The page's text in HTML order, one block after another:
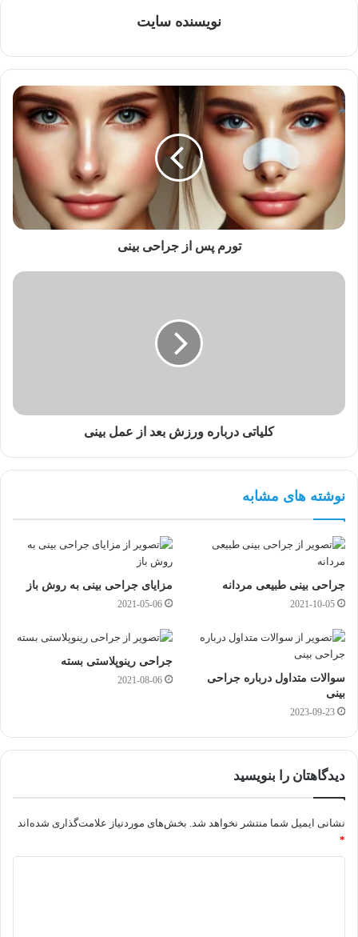
نویسنده سایت
تورم پس از جراحی بینی
کلیاتی درباره ورزش بعد از عمل بینی
نوشته های مشابه
جراحی بینی طبیعی مردانه
2021-10-05
مزایای جراحی بینی به روش باز
2021-05-06
سوالات متداول درباره جراحی
بینی
2023-09-23
جراحی رینوپلاستی بسته
2021-08-06
دیدگاهتان را بنویسید
نشانی ایمیل شما منتشر نخواهد شد. بخش‌های موردنیاز علامت‌گذاری شده‌اند
*